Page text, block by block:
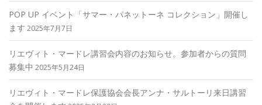
POP UP イベント「サマー・パネットーネ コレクション」開催し
ます 2025年7月7日
リエヴィト・マードレ講習会内容のお知らせ。参加者からの質問
募集中 2025年5月24日
リエヴィト・マードレ保護協会会長アンナ・サルトーリ来日講習